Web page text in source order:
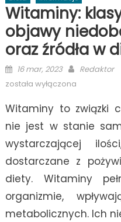
Witaminy:
objawy
oraz źródła w
Posted
on
16 mar, 2023 Author
Redaktor
została wyłączona
Witaminy to związki
nie jest w stanie
wystarczającej
dostarczane z
diety. Witaminy
organizmie,
metabolicznych. Ich